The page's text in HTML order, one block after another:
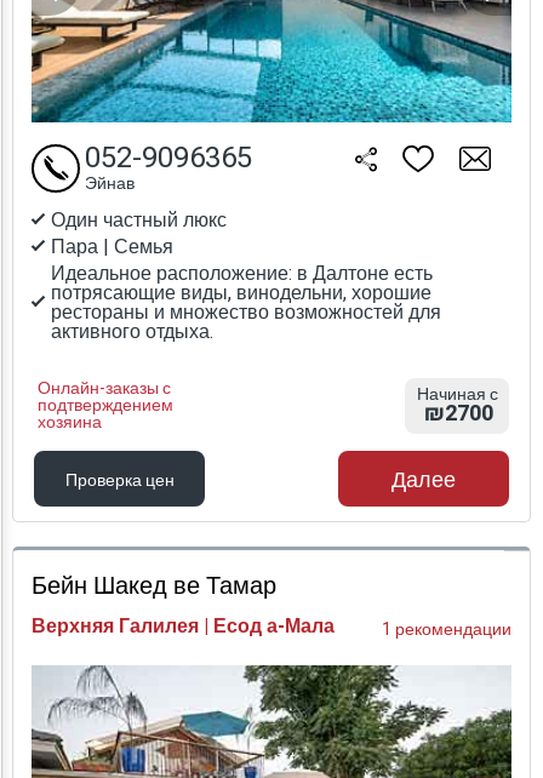
Один частный люкс
Пара | Семья
Идеальное расположение: в Далтоне есть
потрясающие виды, винодельни, хорошие
рестораны и множество возможностей для
активного отдыха.
Онлайн-заказы с
подтверждением
хозяина
052-9096365
Эйнав
Начиная с
₪2700
Проверка цен
Проверка цен
Далее
Бейн Шакед ве Тамар
Верхняя Галилея | Есод а-Мала 1 рекомендации